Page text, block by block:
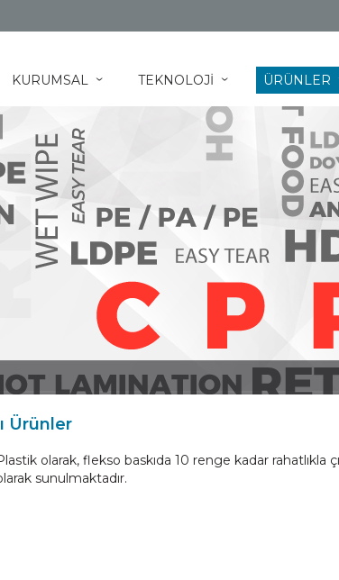
KURUMSAL ˇ TEKNOLOJİ ˇ ÜRÜNLER
Ürünler
olarak, flekso baskıda 10 renge kadar
sunulmaktadır.